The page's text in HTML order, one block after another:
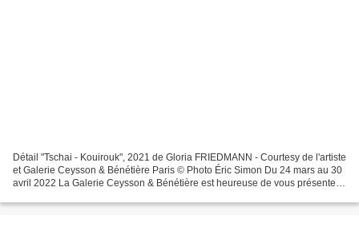
Détail "Tschai - Kouirouk", 2021 de Gloria FRIEDMANN - Courtesy de l'artiste
et Galerie Ceysson & Bénétière Paris © Photo Éric Simon Du 24 mars au 30
avril 2022 La Galerie Ceysson & Bénétière est heureuse de vous présenter